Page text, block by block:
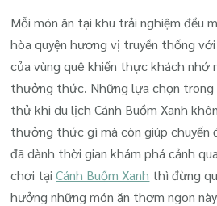
Mỗi món ăn tại khu trải nghiệm đều
hòa quyện hương vị truyền thống
của vùng quê khiến thực khách nhớ
thưởng thức. Những lựa chọn trong
thử khi du lịch Cánh Buồm Xanh
thưởng thức gì mà còn giúp chuyến
đã dành thời gian khám phá cảnh
chơi tạiCánh Buồm Xanh thì đừng
hưởng những món ăn thơm ngon